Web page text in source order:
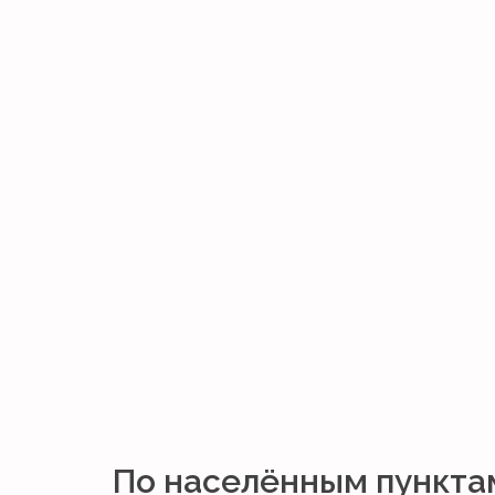
По населённым